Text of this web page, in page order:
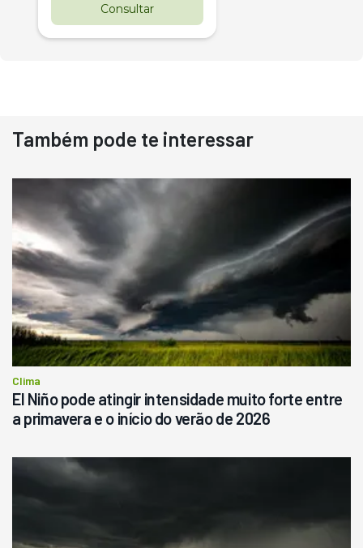
Consultar
Destaque
Usado
Pá Carregadeira Cat 966
Ano 1987
Londrina
R$ 145.000
Consultar
Também pode te interessar
Clima
El Niño pode atingir intensidade muito forte entre
a primavera e o início do verão de 2026